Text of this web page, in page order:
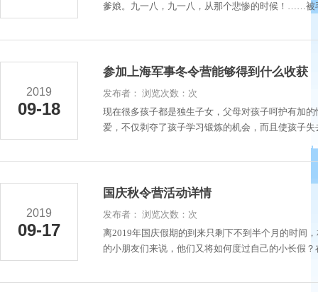
爹娘。九一八，九一八，从那个悲惨的时候！……被
2019
09-18
参加上海军事冬令营能够得到什么收获
发布者： 浏览次数：次
现在很多孩子都是独生子女，父母对孩子呵护有加
爱，不仅剥夺了孩子学习锻炼的机会，而且使孩子
2019
09-17
国庆秋令营活动详情
发布者： 浏览次数：次
离2019年国庆假期的到来只剩下不到半个月的时间
的小朋友们来说，他们又将如何度过自己的小长假